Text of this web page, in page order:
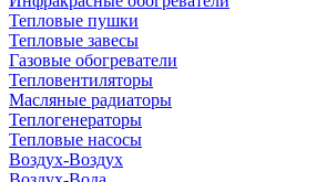
Тепловые пушки
Тепловые завесы
Газовые обогреватели
Тепловентиляторы
Масляные радиаторы
Теплогенераторы
Тепловые насосы
Воздух-Воздух